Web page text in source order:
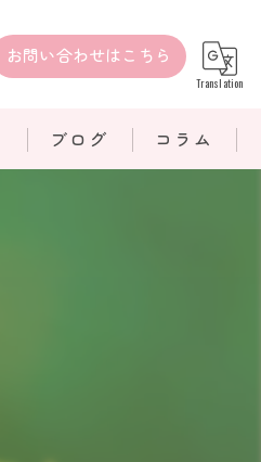
お問い合わせはこちら
Translation
ブログ コラム